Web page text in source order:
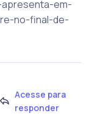
em-
no-final-de-
Acesse para
responder